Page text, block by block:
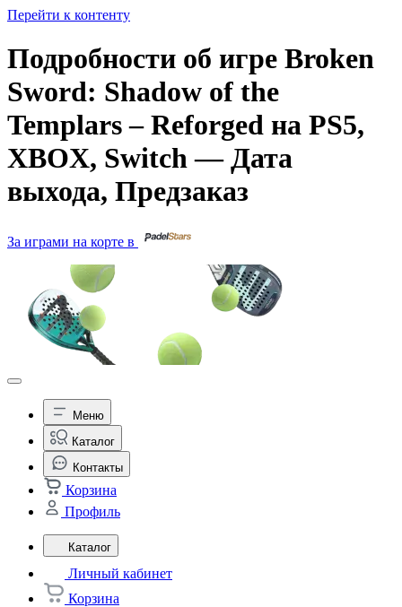
Перейти к контенту
Подробности об игре Broken
Sword: Shadow of the
Templars – Reforged на PS5,
XBOX, Switch — Дата
выхода, Предзаказ
За играми на корте в
Меню
Каталог
Контакты
Корзина
Профиль
Каталог
Личный кабинет
Корзина